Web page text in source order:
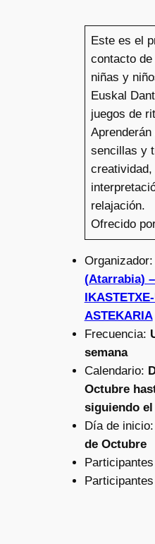
Este es el
contacto
niñas y
Euskal
juegos de
Aprenderán
sencillas y
creatividad,
relajación.
Ofrecido
Organizador:
(Atarrabia)
ASTEKARIA
Frecuencia:
semana
Calendario:
Octubre
siguiendo
Día de inicio:
de Octubre